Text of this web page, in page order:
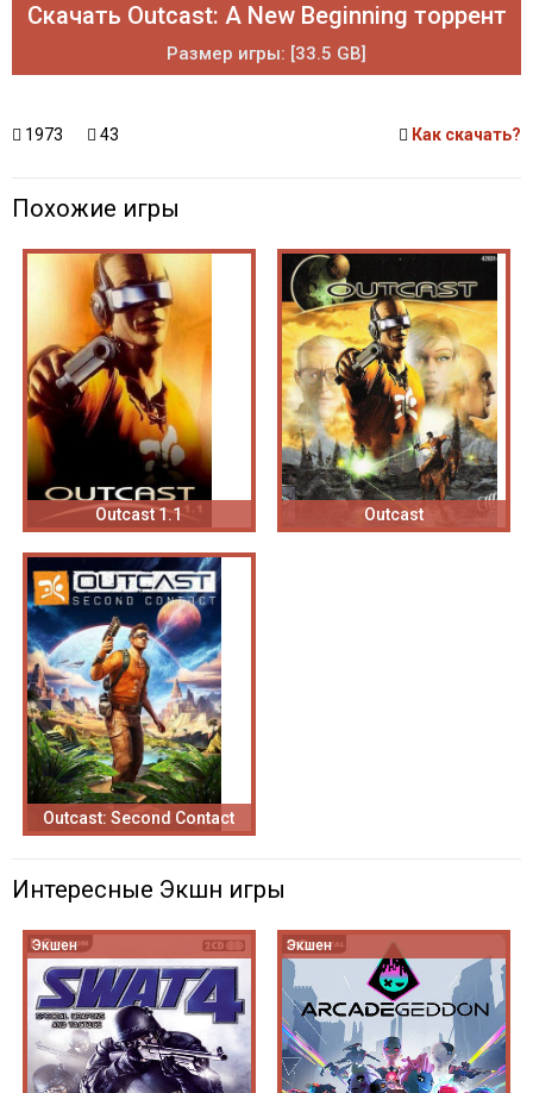
Скачать Outcast: A New Beginning торрент
Размер игры: [33.5 GB]
1973 43 Как скачать?
Похожие игры
Outcast 1.1 Outcast
Outcast: Second Contact
Интересные Экшн игры
Экшен Экшен